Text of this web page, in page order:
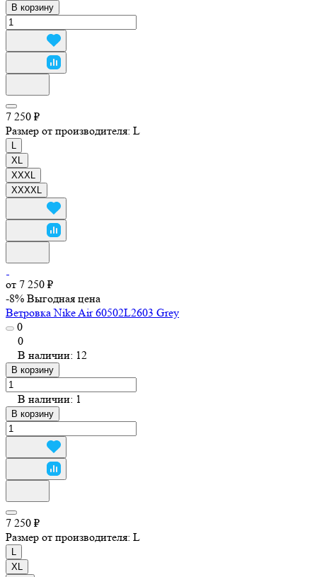
В корзину
7 250 ₽
Размер от производителя: L
XL
XXXL
XXXXL
от 7 250 ₽
-8% Выгодная цена
Ветровка Nike Air 60502L2603 Grey
0
0
В наличии: 12
В корзину
В наличии: 1
В корзину
7 250 ₽
Размер от производителя: L
XL